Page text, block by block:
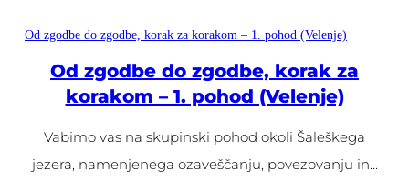
VPRAŠAJ STROKOVNJAKA
SELECT PAGE
Od zgodbe do zgodbe, korak za korakom – 1. pohod (Velenje)
Od zgodbe do zgodbe, korak za
korakom – 1. pohod (Velenje)
Vabimo vas na skupinski pohod okoli Šaleškega
jezera, namenjenega ozaveščanju, povezovanju in...